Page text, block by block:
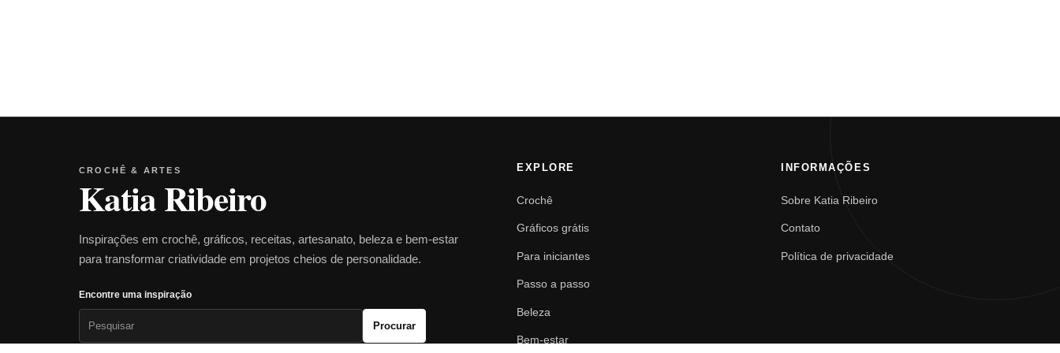
CROCHÊ & ARTES
Katia Ribeiro
Inspirações em crochê, gráficos, receitas, artesanato, beleza e bem-estar
para transformar criatividade em projetos cheios de personalidade.
Encontre uma inspiração
Procurar
EXPLORE
Crochê
Gráficos grátis
Para iniciantes
Passo a passo
Beleza
Bem-estar
INFORMAÇÕES
Sobre Katia Ribeiro
Contato
Política de privacidade